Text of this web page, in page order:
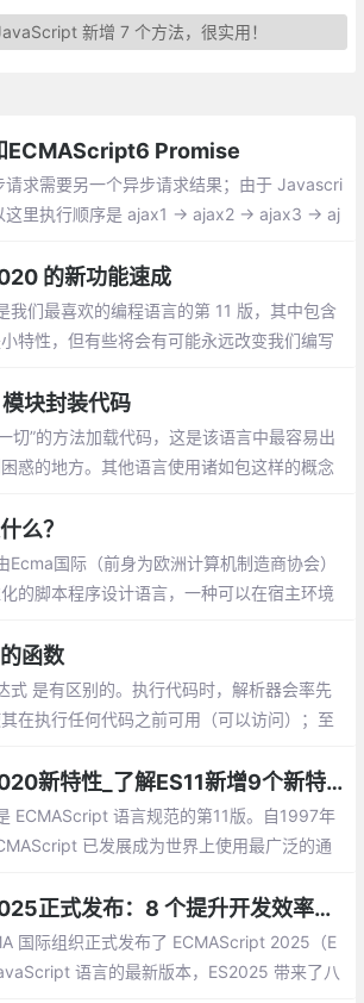
新增 7 个方法，很实用！
ECMAScript6 Promise
请求需要另一个异步请求结果；由于 Javascri
这里执行顺序是 ajax1 -> ajax2 -> ajax3 -> aj
的新功能速成
们最喜欢的编程语言的第 11 版，其中包含
特性，但有些将会有可能永远改变我们编写
块封装代码
切”的方法加载代码，这是该语言中最容易出
惑的地方。其他语言使用诸如包这样的概念
一切都共享一个全局作用域
么？
Ecma国际（前身为欧洲计算机制造商协会）
的脚本程序设计语言，一种可以在宿主环境
泛，它往往被称为JavaScript或JScript
函数
式 是有区别的。执行代码时，解析器会率先
在执行任何代码之前可用（可以访问）；至
ECMAScript 2020新特性_了解ES11新增9个新特性
ECMAScript 语言规范的第11版。自1997年
已发展成为世界上使用最广泛的通
ECMAScript 2025正式发布：8 个提升开发效率的新功能
国际组织正式发布了 ECMAScript 2025（E
语言的最新版本，ES2025 带来了八